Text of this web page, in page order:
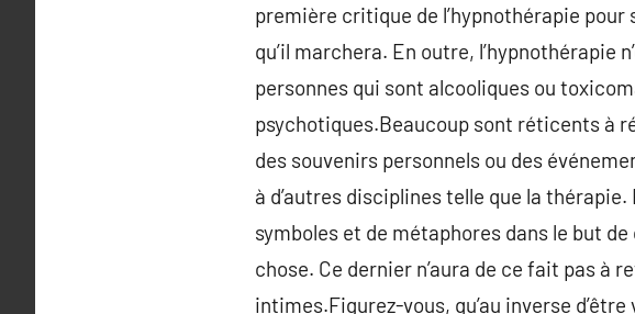
première critique de l’hypnothérapie
qu’il marchera. En outre, l’hypnothérapie
personnes qui sont alcooliques ou
psychotiques.Beaucoup sont réticents à
des souvenirs personnels ou des
à d’autres disciplines telle que la
symboles et de métaphores dans le but
chose. Ce dernier n’aura de ce fait pas à
intimes.Figurez-vous, qu’au inverse